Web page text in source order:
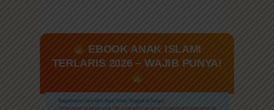
EBOOK ANAK ISLAMI
TERLARIS 2026 – WAJIB PUNYA!